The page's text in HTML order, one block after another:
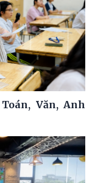
Văn, Anh